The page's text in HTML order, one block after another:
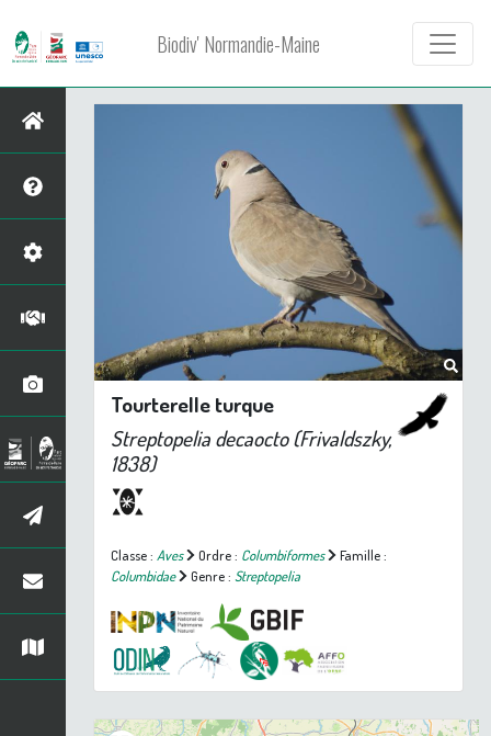
Biodiv' Normandie-Maine
Tourterelle turque
Streptopelia decaocto(Frivaldszky,
1838)
Classe : Aves Ordre : Columbiformes
Famille :
Columbidae
Genre : Streptopelia